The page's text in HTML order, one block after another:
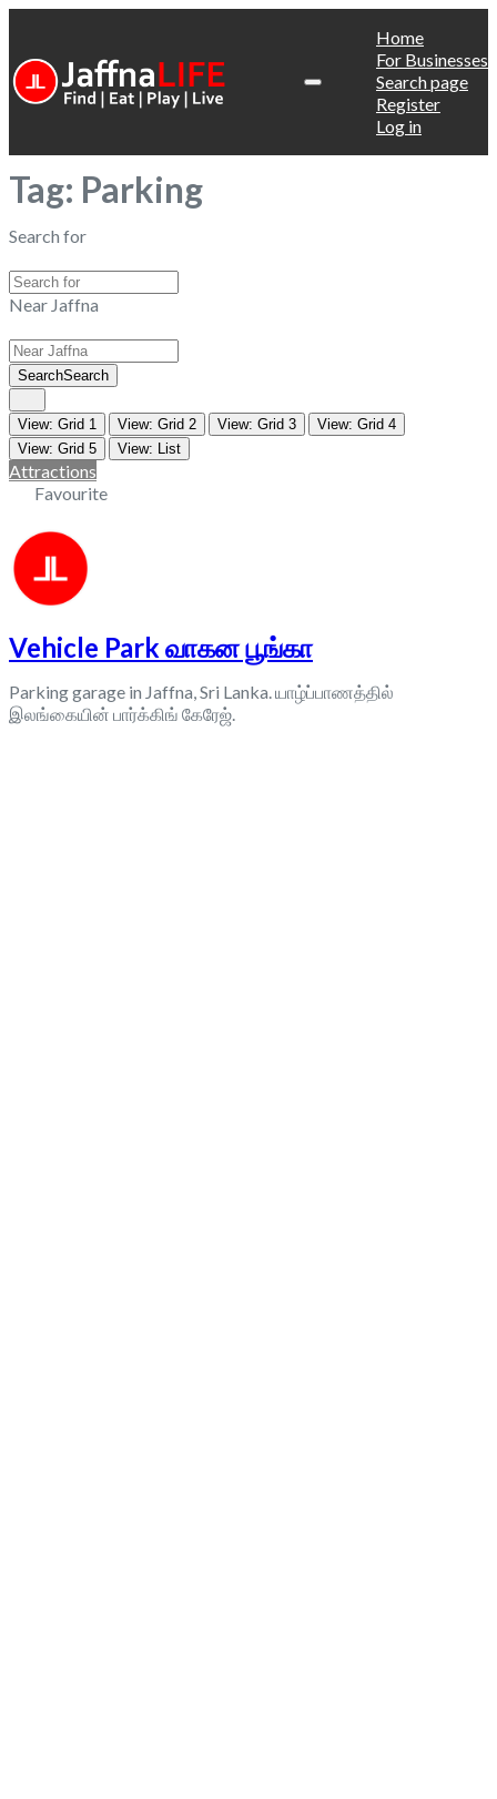
Home
For Businesses
Search page
Register
Log in
Tag: Parking
Search for
Near Jaffna
SearchSearch
View: Grid 1 View: Grid 2 View: Grid 3
View: Grid 4
View: Grid 5
View: List
Attractions
Favourite
Vehicle Park வாகன பூங்கா
Parking garage in Jaffna, Sri Lanka. யாழ்ப்பாணத்தில்
இலங்கையின் பார்க்கிங் கேரேஜ்.